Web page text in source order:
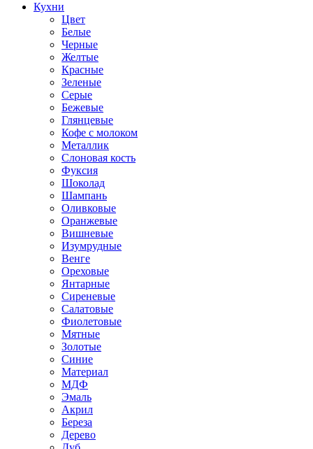
Кухни
Цвет
Белые
Черные
Желтые
Красные
Зеленые
Серые
Бежевые
Глянцевые
Кофе с молоком
Металлик
Слоновая кость
Фуксия
Шоколад
Шампань
Оливковые
Оранжевые
Вишневые
Изумрудные
Венге
Ореховые
Янтарные
Сиреневые
Салатовые
Фиолетовые
Мятные
Золотые
Синие
Материал
МДФ
Эмаль
Акрил
Береза
Дерево